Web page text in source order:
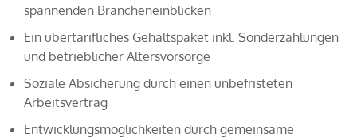
spannenden Brancheneinblicken
Ein übertarifliches Gehaltspaket inkl. Sonderzahlungen
und betrieblicher Altersvorsorge
Soziale Absicherung durch einen unbefristeten
Arbeitsvertrag
Entwicklungsmöglichkeiten durch gemeinsame